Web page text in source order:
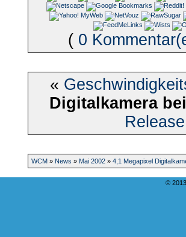
( 0
«
Digitalkamera
WCM » News » Mai 2002» 4,1 Megapixel
©